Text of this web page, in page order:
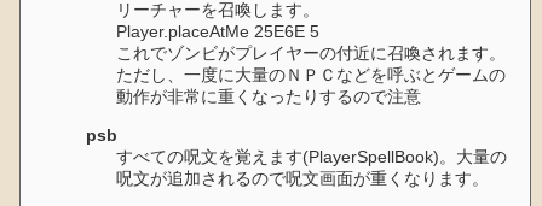
リーチャーを召喚します。
Player.placeAtMe 25E6E 5
これでゾンビがプレイヤーの付近に召喚されます。
ただし、一度に大量のＮＰＣなどを呼ぶとゲームの
動作が非常に重くなったりするので注意
psb
すべての呪文を覚えます(PlayerSpellBook)。大量の
呪文が追加されるので呪文画面が重くなります。